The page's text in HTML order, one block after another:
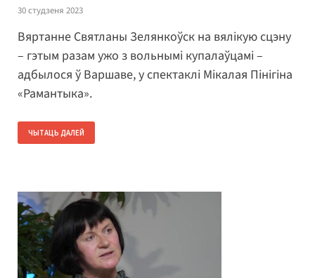
30 студзеня 2023
Вяртанне Святланы Зелянкоўск на вялікую сцэну
– гэтым разам ужо з вольнымі купалаўцамі –
адбылося ў Варшаве, у спектаклі Мікалая Пінігіна
«Рамантыка».
ЧЫТАЦЬ ДАЛЕЙ